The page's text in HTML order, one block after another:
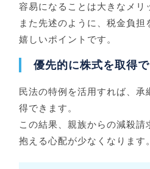
容易になることは大きなメリ
また先述のように、税金負担
嬉しいポイントです。
優先的に株式を取得
民法の特例を活用すれば、承
得できます。
この結果、親族からの減殺請
抱える心配が少なくなります。